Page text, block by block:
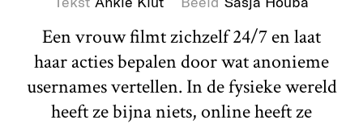
Een vrouw filmt zichzelf 24/7 en laat
haar acties bepalen door wat anonieme
usernames vertellen. In de fysieke wereld
heeft ze bijna niets, online heeft ze